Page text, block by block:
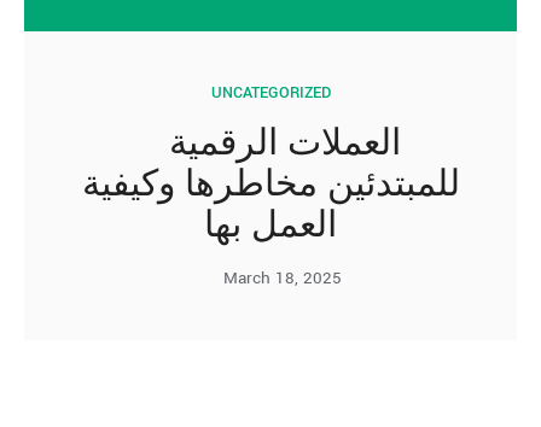
UNCATEGORIZED
للمبتدئين مخاطرها وكيفية
العمل بها
March 18, 2025